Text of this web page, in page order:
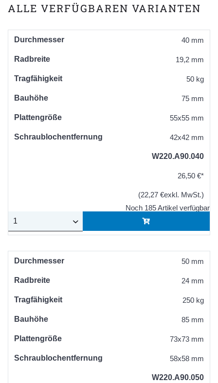
ALLE VERFÜGBAREN VARIANTEN
Durchmesser 40 mm
Radbreite 19,2 mm
Tragfähigkeit 50 kg
Bauhöhe 75 mm
Plattengröße 55x55 mm
Schraublochentfernung 42x42 mm
W220.A90.040
26,50 €*
(22,27 €exkl. MwSt.)
Noch 185 Artikel verfügbar
Durchmesser 50 mm
Radbreite 24 mm
Tragfähigkeit 250 kg
Bauhöhe 85 mm
Plattengröße 73x73 mm
Schraublochentfernung 58x58 mm
W220.A90.050